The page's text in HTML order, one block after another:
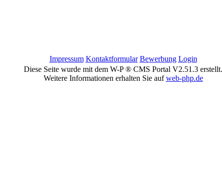
Impressum Kontaktformular Bewerbung Login
Diese Seite wurde mit dem W-P ® CMS Portal V2.51.3 erstellt.
Weitere Informationen erhalten Sie aufweb-php.de